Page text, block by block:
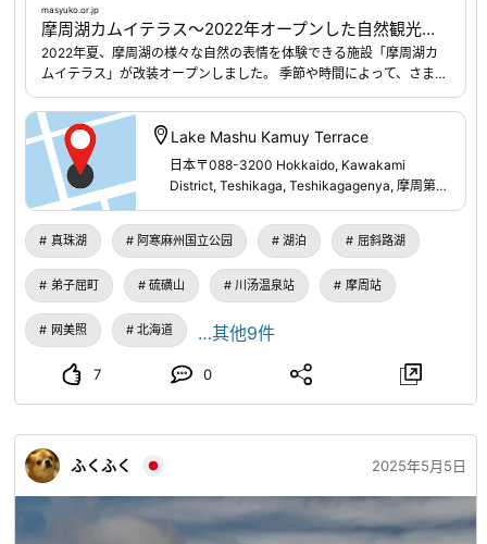
萄酒庄和直销店等与当地紧密结合的设施也很完善。 ◆广岛
县三次市的历史介绍 广岛县三次的历史悠久，从神话时代起
就出现了这个名字。 这里被认为是与出云神话相关的土地，
留下了许多神乐和传说。 战国时代，这里建造了三吉氏的居
城比叡尾山城（之后将居城迁移至比熊山城），并作为城下町
而发展起来。 江户时代，这里作为石见银山街道的驿站，以
及川船运输的中转地，成为江之川水运的要冲，作为商业和交
通的要地而热闹非凡。 ◆广岛县三次市的人气观光景点介绍
・三次妖怪博物馆（汤本豪一纪念 日本妖怪博物馆） 三次市
引以为豪的妖怪博物馆，收藏并展示了妖怪研究的第一人汤本
豪一先生的收藏品。在学习从江户时代到现代的妖怪文化的同
时，还处处用心，通过AR和影像展示，让孩子到大人都能乐
在其中。 特别展和研讨会也会定期举办。 ・广岛三次葡萄酒
庄 是可以享受使用当地产葡萄酿造的葡萄酒的制造、销售和
销售当地产品的直销店，深受家庭和情侣的欢迎。 每年黄金
周都会举办“三次葡萄酒节”，吸引来自县内外的大量游客。
广岛三次葡萄酒庄的葡萄酒，每年都在各种世界大赛上屡获殊
masyuko.or.jp
摩周湖カムイテラス～2022年オープンした自然観光施設｜弟子屈を楽しむ｜弟子屈なび｜北海道弟子屈町
2022年夏、摩周湖の様々な自然の表情を体験できる施設「摩周湖カ
ムイテラス」が改装オープンしました。 季節や時間によって、さまざ
まな表情を見せてくれる摩周湖。この折々の美しい風景を楽しめるよ
う展望テラスや、大判ガラスから大パノラマを眺めながらくつろげる
室内ラウンジ、品揃え豊富なお土産コーナーなど、充実の施設です。
Lake Mashu Kamuy Terrace
日本〒088-3200 Hokkaido, Kawakami
District, Teshikaga, Teshikagagenya, 摩周第一
展望台
真珠湖 阿寒麻州国立公园 湖泊 屈斜路湖
弟子屈町 硫磺山 川汤温泉站 摩周站
网美照 北海道 …其他9件
7 0
ふくふく 2025年5月5日